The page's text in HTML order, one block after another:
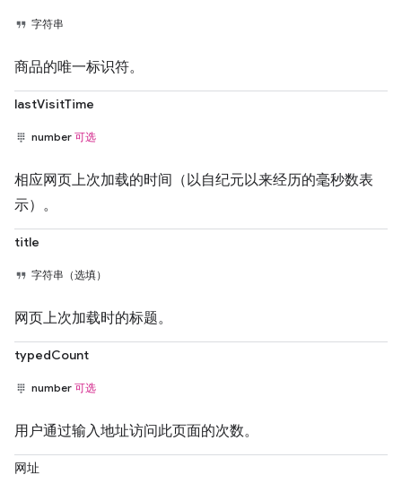
字符串
商品的唯一标识符。
lastVisitTime
number 可选
相应网页上次加载的时间（以自纪元以来经历的毫秒数表
示）。
title
字符串（选填）
网页上次加载时的标题。
typedCount
number 可选
用户通过输入地址访问此页面的次数。
网址